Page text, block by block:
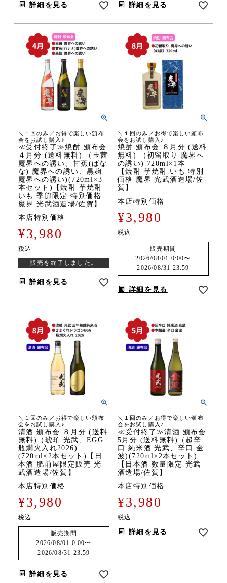
詳細を見る 詳細を見る
＼１回のみ／お得で楽しい頒布
会をお試し購入♪
≪受付終了≫焼酎 頒布会
４月分 (送料無料) （玉茜
魔界への誘い、甘蕉(ばな
な) 魔界への誘い、黒麹
魔界への誘い)(720ml×3
本セット)【焼酎 芋焼酎
いも 季節限定 特別価格
魔界 光武酒造場/佐賀】
本店特別価格
¥3,980
税込
販売を終了しました。
詳細を見る
＼１回のみ／お得で楽しい頒布
会をお試し購入♪
焼酎 頒布会 ８月分 (送料
無料) （初留取り 魔界へ
の誘い) 720ml×1本
【焼酎 芋焼酎 いも 特別
価格 魔界 光武酒造場/佐
賀】
本店特別価格
¥3,980
税込
販売期間
2026/08/01 0:00〜
2026/08/31 23:59
詳細を見る
＼１回のみ／お得で楽しい頒布
会をお試し購入♪
清酒 頒布会 ８月分 (送料
無料)（琥珀 光武、EGG
瓶燗火入れ2026)
(720ml×2本セット)【日
本酒 肥前屋限定販売 光
武酒造場/佐賀】
本店特別価格
¥3,980
税込
販売期間
2026/08/01 0:00〜
2026/08/31 23:59
詳細を見る
＼１回のみ／お得で楽しい頒布
会をお試し購入♪
≪受付終了≫清酒 頒布会
5月分 (送料無料)（超辛
口 純米酒 光武、辛口 金
波)(720ml×2本セット)
【日本酒 数量限定 光武
酒造場/佐賀】
本店特別価格
¥3,980
税込
詳細を見る